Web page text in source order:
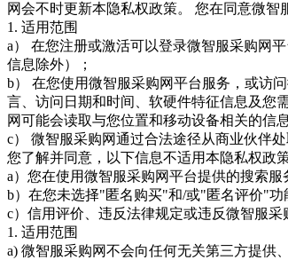
网会不时更新本隐私权政策。 您在同意微
1. 适用范围
a） 在您注册或激活可以登录微智服采购网
信息除外）；
b） 在您使用微智服采购网平台服务，或访
言、访问日期和时间、软硬件特征信息及您
网可能会读取与您位置和移动设备相关的信
c） 微智服采购网通过合法途径从商业伙伴处
您了解并同意，以下信息不适用本隐私权政策
a）您在使用微智服采购网平台提供的搜索服
b）在您未选择"匿名购买"和/或"匿名评价"
c）信用评价、违反法律规定或违反微智服
1. 适用范围
a) 微智服采购网不会向任何无关第三方提供